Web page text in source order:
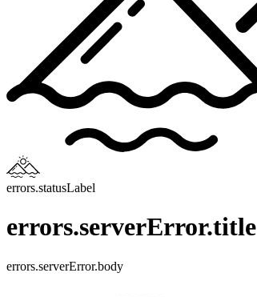
errors.statusLabel
errors.serverError.title
errors.serverError.body